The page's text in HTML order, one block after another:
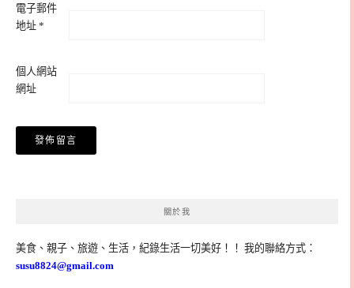
電子郵件
地址 *
個人網站
網址
關於我
美食、親子、旅遊、生活，紀錄生活一切美好！！ 我的聯絡方式：
susu8824@gmail.com